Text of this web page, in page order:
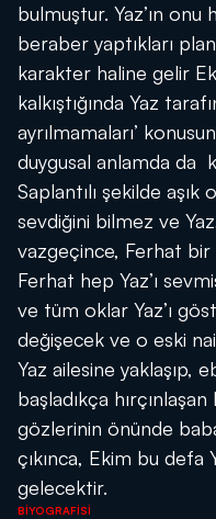
bulmuştur. Yaz’ın
beraber yaptıkları
karakter haline gelir
kalkıştığında Yaz
ayrılmamaları’
duygusal anlamda da
Saplantılı şekilde aşık
sevdiğini bilmez ve
vazgeçince, Ferhat bir
Ferhat hep Yaz’ı
ve tüm oklar Yaz’ı
değişecek ve o eski
Yaz ailesine yaklaşıp,
başladıkça hırçınlaşan
gözlerinin önünde
çıkınca, Ekim bu
gelecektir.
BİYOGRAFİSİ